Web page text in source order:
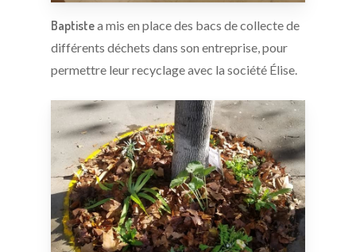
Baptistea mis en place des bacs de collecte de
différents déchets dans son entreprise, pour
permettre leur recyclage avec la société Élise.